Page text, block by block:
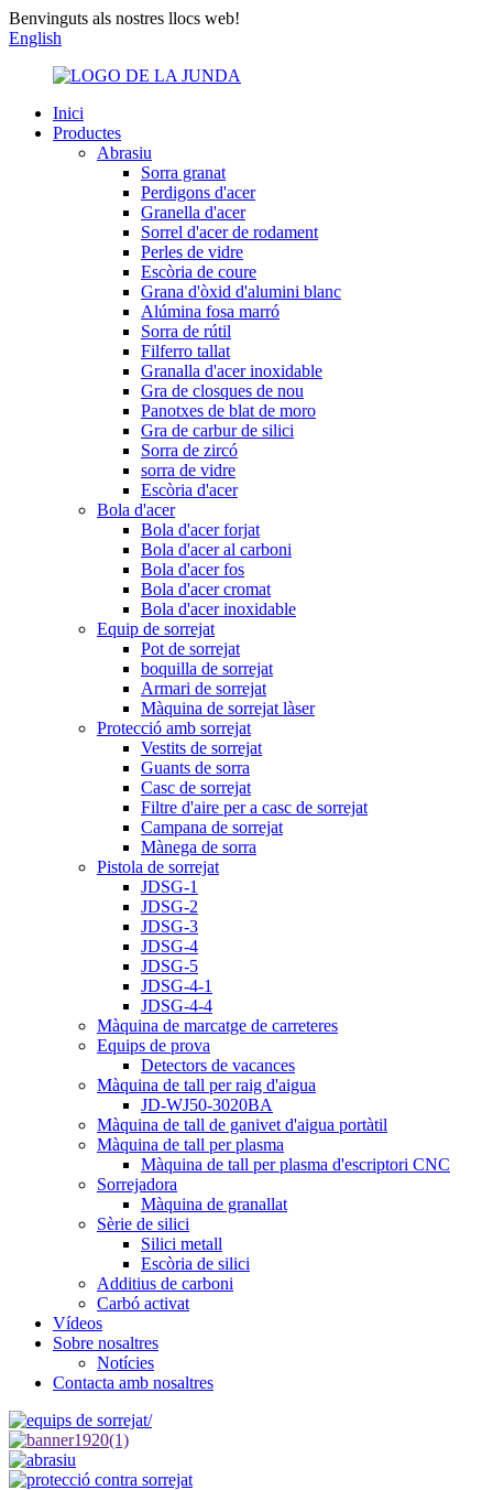
Benvinguts als nostres llocs web!
English
Inici
Productes
Abrasiu
Sorra granat
Perdigons d'acer
Granella d'acer
Sorrel d'acer de rodament
Perles de vidre
Escòria de coure
Grana d'òxid d'alumini blanc
Alúmina fosa marró
Sorra de rútil
Filferro tallat
Granalla d'acer inoxidable
Gra de closques de nou
Panotxes de blat de moro
Gra de carbur de silici
Sorra de zircó
sorra de vidre
Escòria d'acer
Bola d'acer
Bola d'acer forjat
Bola d'acer al carboni
Bola d'acer fos
Bola d'acer cromat
Bola d'acer inoxidable
Equip de sorrejat
Pot de sorrejat
boquilla de sorrejat
Armari de sorrejat
Màquina de sorrejat làser
Protecció amb sorrejat
Vestits de sorrejat
Guants de sorra
Casc de sorrejat
Filtre d'aire per a casc de sorrejat
Campana de sorrejat
Mànega de sorra
Pistola de sorrejat
JDSG-1
JDSG-2
JDSG-3
JDSG-4
JDSG-5
JDSG-4-1
JDSG-4-4
Màquina de marcatge de carreteres
Equips de prova
Detectors de vacances
Màquina de tall per raig d'aigua
JD-WJ50-3020BA
Màquina de tall de ganivet d'aigua portàtil
Màquina de tall per plasma
Màquina de tall per plasma d'escriptori CNC
Sorrejadora
Màquina de granallat
Sèrie de silici
Silici metall
Escòria de silici
Additius de carboni
Carbó activat
Vídeos
Sobre nosaltres
Notícies
Contacta amb nosaltres